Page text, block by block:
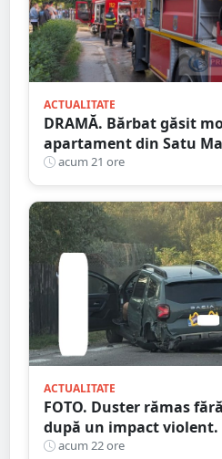
ACTUALITATE
DRAMĂ. Bărbat găsit
apartament din Satu
spart ușa
acum 21 ore
ACTUALITATE
FOTO. Duster rămas
după un impact violent.
implicarea unei mașini
acum 22 ore